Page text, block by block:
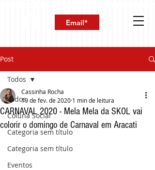
Post
Todos
Coluna Social
Categoria sem título
Categoria sem título
Eventos
Todos
CARNAVAL 2020 - Mela Mela da SKOL vai
colorir o domingo de Carnaval em Aracati
Cassinha Rocha
19 de fev. de 2020 1 min de leitura